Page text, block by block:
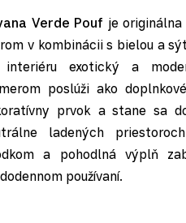
Verde Pouf je
v kombinácii s bielou a
exotický a
poslúži ako
prvok a stane sa
ladených
a pohodlná výplň
používaní.